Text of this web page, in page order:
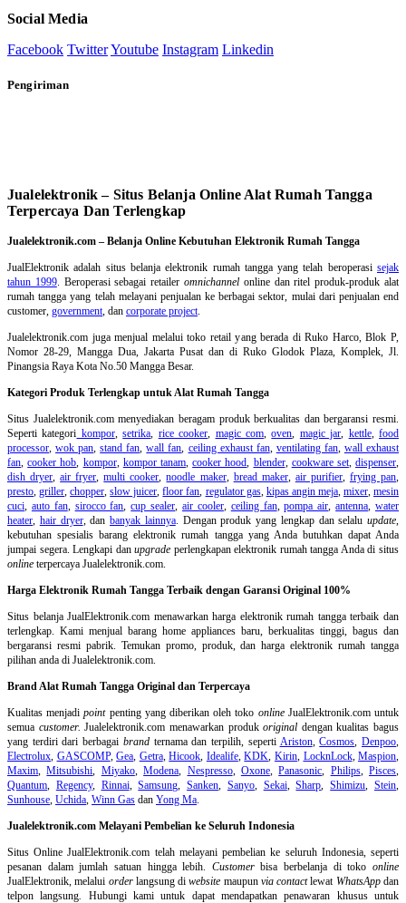
Social Media
Facebook TwitterYoutube Instagram Linkedin
Pengiriman
Jualelektronik – Situs Belanja Online Alat Rumah Tangga
Terpercaya Dan Terlengkap
Jualelektronik.com – Belanja Online Kebutuhan Elektronik Rumah Tangga
JualElektronik adalah situs belanja elektronik rumah tanggayang telah beroperasisejak
tahun 1999. Beroperasi sebagai retaileromnichannel online dan ritel produk-produk alat
rumah tangga yang telah melayani penjualan ke berbagai sektor, mulai dari penjualan end
customer, government, dan corporate project.
Jualelektronik.com juga menjual melalui toko retail yang berada di Ruko Harco, Blok P,
Nomor 28-29, Mangga Dua, Jakarta Pusat dan di Ruko Glodok Plaza, Komplek, Jl.
Pinangsia Raya Kota No.50 Mangga Besar.
Kategori Produk Terlengkap untuk Alat Rumah Tangga
Situs Jualelektronik.com menyediakan beragam produk berkualitas dan bergaransi resmi.
Seperti kategori kompor,setrika, rice cooker, magic com,oven, magic jar, kettle,food
processor,wok pan,stand fan,wall fan, ceiling exhaust fan, ventilating fan, wall exhaust
fan,cooker hob, kompor, kompor tanam,cooker hood, blender, cookware set,dispenser,
dish dryer,air fryer,multi cooker,noodle maker, bread maker, air purifier, frying pan,
presto,griller,chopper,slow juicer,floor fan, regulator gas, kipas angin meja, mixer,mesin
cuci, auto fan, sirocco fan,cup sealer,air cooler, ceiling fan,pompa air,antenna,water
heater, hair dryer, dan banyak lainnya. Dengan produk yang lengkap dan selalu update,
kebutuhan spesialis barang elektronik rumah tangga yang Anda butuhkan dapat Anda
jumpai segera. Lengkapi danupgrade perlengkapan elektronik rumah tangga Anda di situs
online terpercaya Jualelektronik.com.
Harga Elektronik Rumah Tangga Terbaik dengan Garansi Original 100%
Situs belanjaJualElektronik.com menawarkan harga elektronik rumah tangga terbaik dan
terlengkap. Kami menjual barang home appliances baru, berkualitas tinggi, bagus dan
bergaransi resmi pabrik. Temukan promo, produk, dan harga elektronik rumah tangga
pilihan anda di Jualelektronik.com.
Brand Alat Rumah Tangga Original dan Terpercaya
Kualitas menjadipointpenting yang diberikan oleh toko onlineJualElektronik.com untuk
semua customer. Jualelektronik.com menawarkan produkoriginal dengan kualitas bagus
yang terdiri dari berbagai brandternama dan terpilih, seperti Ariston,Cosmos,Denpoo,
Electrolux, GASCOMP,Gea, Getra,Hicook, Idealife,KDK, Kirin, LocknLock,Maspion,
Maxim,Mitsubishi, Miyako,Modena, Nespresso, Oxone,Panasonic, Philips, Pisces,
Quantum, Regency, Rinnai,Samsung,Sanken, Sanyo, Sekai,Sharp,Shimizu,Stein,
Sunhouse, Uchida, Winn Gas dan Yong Ma.
Jualelektronik.com Melayani Pembelian ke Seluruh Indonesia
Situs Online JualElektronik.com telah melayani pembelian ke seluruh Indonesia, seperti
pesanan dalam jumlah satuan hingga lebih. Customerbisa berbelanja di tokoonline
JualElektronik, melalui orderlangsung diwebsite maupun via contactlewat WhatsAppdan
telpon langsung. Hubungi kami untuk dapat mendapatkan penawaran khusus untuk